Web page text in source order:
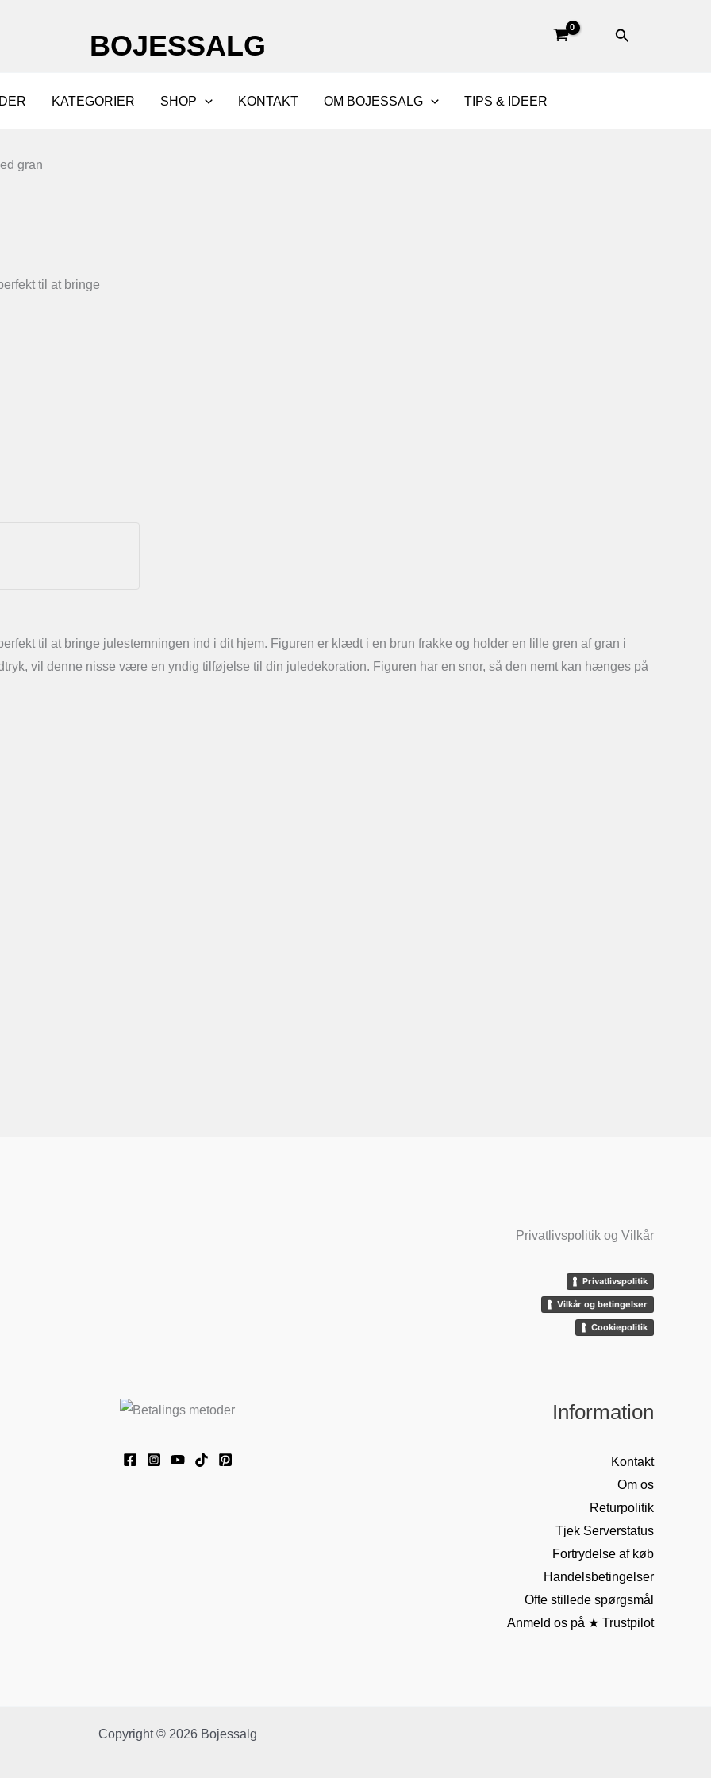
BOJESSALG Søg
KATEGORIER SHOP KONTAKT OM BOJESSALG TIPS & IDEER
gran
til at bringe
til at bringe julestemningen ind i dit hjem. Figuren er klædt i en brun frakke og holder en lille gren af gran i
vil denne nisse være en yndig tilføjelse til din juledekoration. Figuren har en snor, så den nemt kan hænges på
Privatlivspolitik og Vilkår
Privatlivspolitik
Vilkår og betingelser
Cookiepolitik
Information
Kontakt
Om os
Returpolitik
Tjek Serverstatus
Fortrydelse af køb
Handelsbetingelser
Ofte stillede spørgsmål
Anmeld os på ★ Trustpilot
Copyright © 2026 Bojessalg